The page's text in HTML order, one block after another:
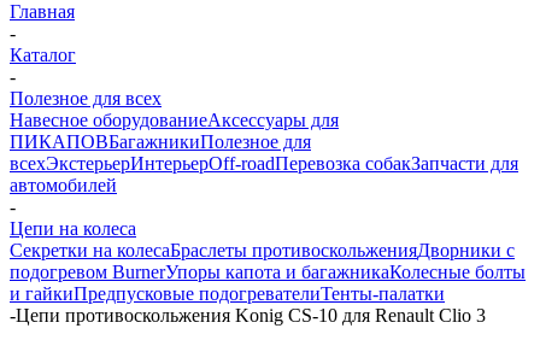
Главная
-
Каталог
-
Полезное для всех
Навесное оборудованиеАксессуары для
ПИКАПОВБагажникиПолезное для
всехЭкстерьерИнтерьерOff-roadПеревозка собакЗапчасти для
автомобилей
-
Цепи на колеса
Секретки на колесаБраслеты противоскольженияДворники с
подогревом BurnerУпоры капота и багажникаКолесные болты
и гайкиПредпусковые подогревателиТенты-палатки
-Цепи противоскольжения Konig CS-10 для Renault Clio 3